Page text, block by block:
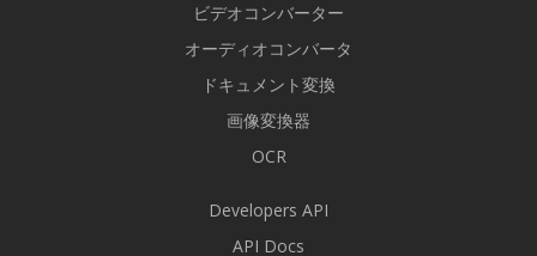
ビデオコンバーター
オーディオコンバータ
ドキュメント変換
画像変換器
OCR
Developers API
API Docs